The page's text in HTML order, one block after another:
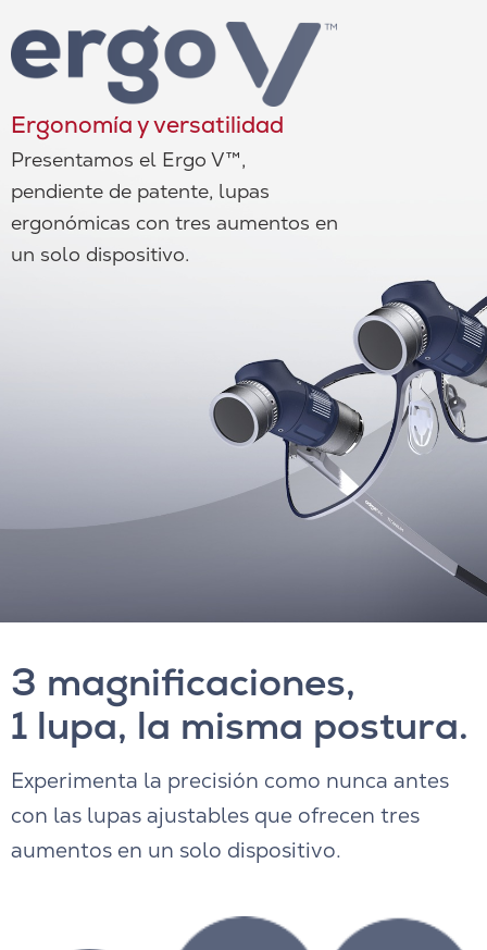
Ergonomía y versatilidad
Presentamos el Ergo V™,
pendiente de patente, lupas
ergonómicas con tres aumentos en
un solo dispositivo.
3 magnificaciones,
1 lupa, la misma postura.
Experimenta la precisión como nunca antes
con las lupas ajustables que ofrecen tres
aumentos en un solo dispositivo.